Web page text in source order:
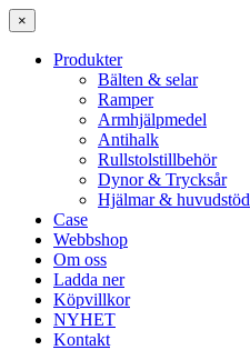
×
Produkter
Bälten & selar
Ramper
Armhjälpmedel
Antihalk
Rullstolstillbehör
Dynor & Trycksår
Hjälmar & huvudstöd
Case
Webbshop
Om oss
Ladda ner
Köpvillkor
NYHET
Kontakt